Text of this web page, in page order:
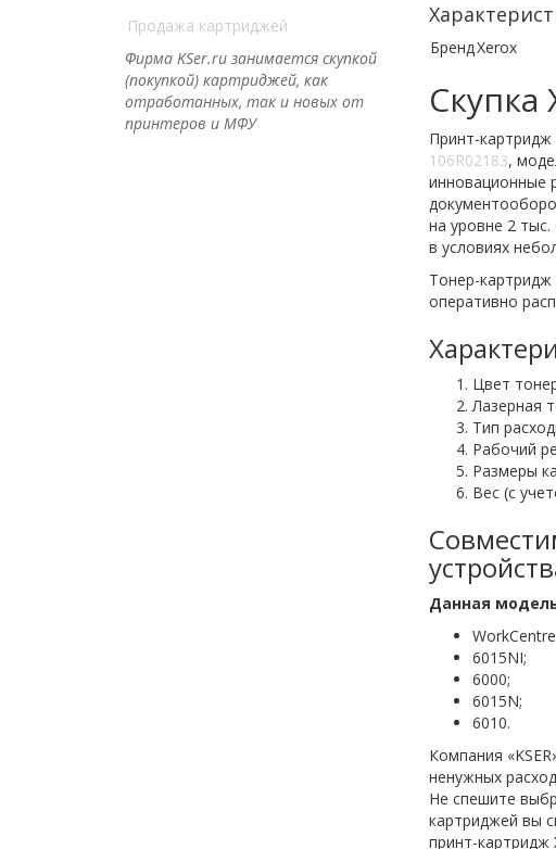
Продажа картриджей
Фирма KSer.ru занимается скупкой
(покупкой) картриджей, как
отработанных, так и новых от
принтеров и МФУ
БрендXerox
Скупка
Принт-
106R02183,
инновационные
на уровне 2
в условиях
Тонер-
оперативно
Цвет
Лазерная
Тип
Рабочий
Размеры
Вес (с
Данная
6015NI;
6000;
6015N;
6010.
Компания
ненужных
Не спешите
картриджей вы
принт-картридж